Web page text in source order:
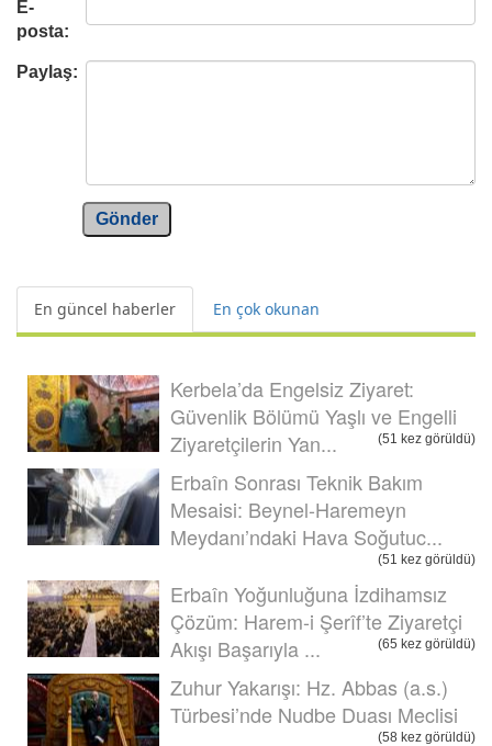
E-
posta:
Paylaş:
Gönder
En güncel haberler En çok okunan
Kerbela’da Engelsiz Ziyaret:
Güvenlik Bölümü Yaşlı ve Engelli
Ziyaretçilerin Yan...
(51 kez görüldü)
Erbaîn Sonrası Teknik Bakım
Mesaisi: Beynel-Haremeyn
Meydanı’ndaki Hava Soğutuc...
(51 kez görüldü)
Erbaîn Yoğunluğuna İzdihamsız
Çözüm: Harem-i Şerîf’te Ziyaretçi
Akışı Başarıyla ...
(65 kez görüldü)
Zuhur Yakarışı: Hz. Abbas (a.s.)
Türbesi’nde Nudbe Duası Meclisi
(58 kez görüldü)